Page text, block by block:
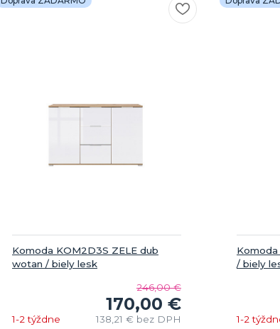
Komoda KOM2D3S ZELE dub
wotan / biely lesk
246,00 €
170,00 €
138,21 € bez DPH
1-2 týždne
/ biely
1-2